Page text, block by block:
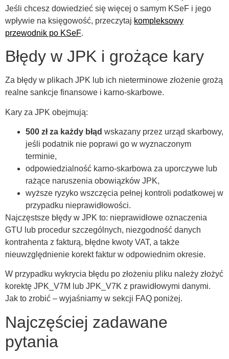
Jeśli chcesz dowiedzieć się więcej o samym KSeF i jego
wpływie na księgowość, przeczytaj kompleksowy
przewodnik po KSeF.
Błędy w JPK i grożące kary
Za błędy w plikach JPK lub ich nieterminowe złożenie grożą
realne sankcje finansowe i karno-skarbowe.
Kary za JPK obejmują:
500 zł za każdy błąd wskazany przez urząd skarbowy,
jeśli podatnik nie poprawi go w wyznaczonym
terminie,
odpowiedzialność karno-skarbowa za uporczywe lub
rażące naruszenia obowiązków JPK,
wyższe ryzyko wszczęcia pełnej kontroli podatkowej w
przypadku nieprawidłowości.
Najczęstsze błędy w JPK to: nieprawidłowe oznaczenia
GTU lub procedur szczególnych, niezgodność danych
kontrahenta z fakturą, błędne kwoty VAT, a także
nieuwzględnienie korekt faktur w odpowiednim okresie.
W przypadku wykrycia błędu po złożeniu pliku należy złożyć
korektę JPK_V7M lub JPK_V7K z prawidłowymi danymi.
Jak to zrobić – wyjaśniamy w sekcji FAQ poniżej.
Najczęściej zadawane
pytania